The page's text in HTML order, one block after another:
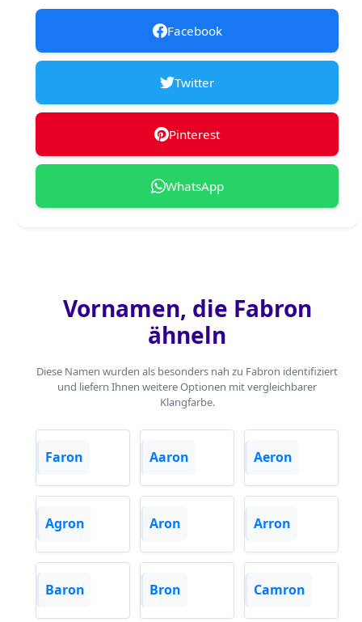
Facebook
Twitter
Pinterest
WhatsApp
Vornamen, die Fabron
ähneln
Diese Namen wurden als besonders nah zu Fabron identifiziert
und liefern Ihnen weitere Optionen mit vergleichbarer
Klangfarbe.
Faron Aaron Aeron
Agron Aron Arron
Baron Bron Camron